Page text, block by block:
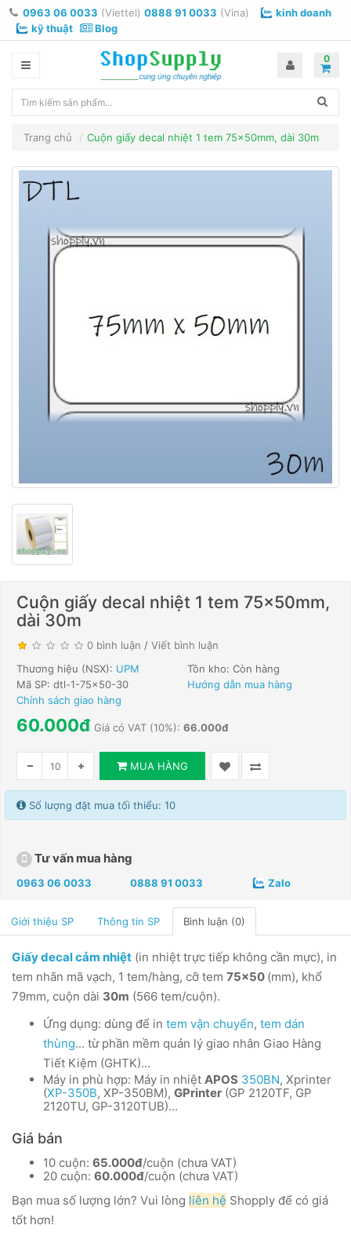
0963 06 0033 (Viettel) 0888 91 0033 (Vina)
kinh doanh
kỹ thuật
Blog
0
Trang chủ Cuộn giấy decal nhiệt 1 tem 75x50mm, dài 30m
Cuộn giấy decal nhiệt 1 tem 75x50mm,
dài 30m
0 bình luận / Viết bình luận
Thương hiệu (NSX): UPM
Mã SP: dtl-1-75x50-30
Chính sách giao hàng
Tồn kho: Còn hàng
Hướng dẫn mua hàng
60.000đ Giá có VAT (10%): 66.000đ
MUA HÀNG
Số lượng đặt mua tối thiểu: 10
Tư vấn mua hàng
0963 06 0033 0888 91 0033 Zalo
Giới thiệu SP Thông tin SP Bình luận (0)
Giấy decal cảm nhiệt (in nhiệt trực tiếp không cần mực), in
tem nhãn mã vạch, 1 tem/hàng, cỡ tem 75x50 (mm), khổ
79mm, cuộn dài 30m (566 tem/cuộn).
Ứng dụng: dùng để in tem vận chuyển, tem dán
thùng... từ phần mềm quản lý giao nhân Giao Hàng
Tiết Kiệm (GHTK)...
Máy in phù hợp: Máy in nhiệt APOS 350BN, Xprinter
(XP-350B, XP-350BM), GPrinter (GP 2120TF, GP
2120TU, GP-3120TUB)...
Giá bán
10 cuộn: 65.000đ/cuộn (chưa VAT)
20 cuộn: 60.000đ/cuộn (chưa VAT)
Bạn mua số lượng lớn? Vui lòng liên hệ Shopply để có giá
tốt hơn!